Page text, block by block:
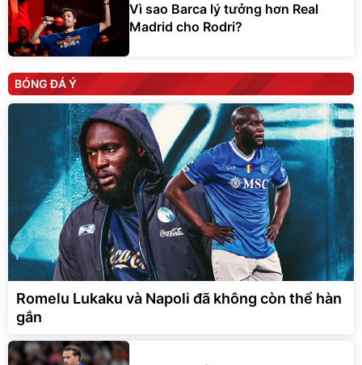
Vì sao Barca lý tưởng hơn Real
Madrid cho Rodri?
BÓNG ĐÁ Ý
Romelu Lukaku và Napoli đã không còn thể hàn
gắn